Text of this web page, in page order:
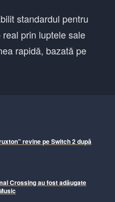
standardul pentru
prin luptele sale
rapidă, bazată pe
revine pe Switch 2 după
Crossing au fost adăugate